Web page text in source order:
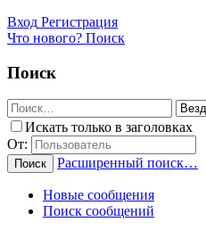
Вход Регистрация
Что нового? Поиск
Поиск
Искать только в заголовках
От:
Поиск Расширенный поиск…
Новые сообщения
Поиск сообщений